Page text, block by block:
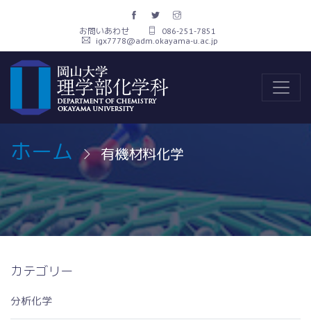
お問いあわせ
086-251-7851
igx7778@adm.okayama-u.ac.jp
ホーム 有機材料化学
カテゴリー
分析化学